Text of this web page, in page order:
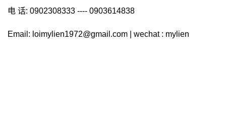
电 话: 0902308333 ---- 0903614838
Email: loimylien1972@gmail.com | wechat : mylien